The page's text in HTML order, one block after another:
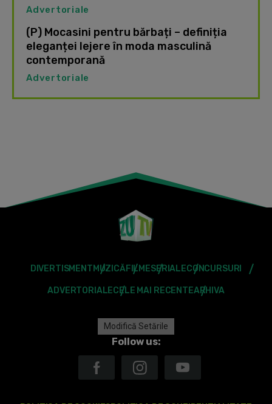
Advertoriale
(P) Mocasini pentru bărbați – definiția
eleganței lejere în moda masculină
contemporană
Advertoriale
DIVERTISMENT MUZICĂFILMESERIALECONCURSURI
ADVERTORIALECELE MAI RECENTEARHIVA
Modifică Setările
Follow us: